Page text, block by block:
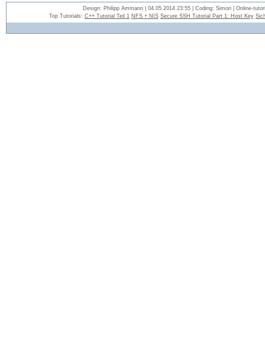
Design: Philipp Ammann | 04.05.2014 23:55 | Coding: Simon | Online-
Top Tutorials: C++ Tutorial Teil 1 NFS + NIS Secure SSH Tutorial Part 1: Host Key